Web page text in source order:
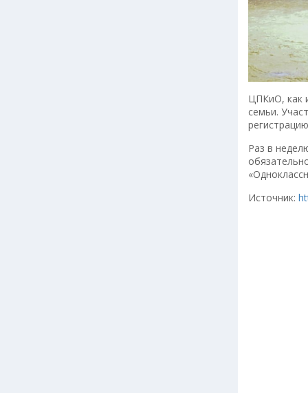
ЦПКиО, как
семьи.
Раз в
Источник: